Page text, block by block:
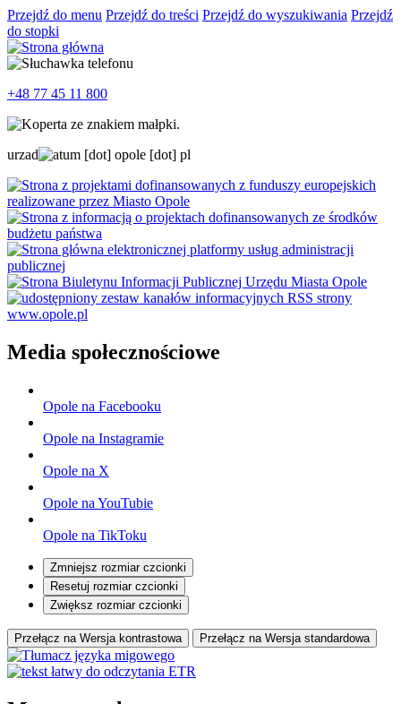
Przejdź do menu Przejdź do treści Przejdź do wyszukiwania Przejdź
do stopki
+48 77 45 11 800
urzad um [dot] opole [dot] pl
Media społecznościowe
Opole na Facebooku
Opole na Instagramie
Opole na X
Opole na YouTubie
Opole na TikToku
Zmniejsz rozmiar czcionki
Resetuj rozmiar czcionki
Zwiększ rozmiar czcionki
Przełącz na Wersja kontrastowa Przełącz na Wersja standardowa